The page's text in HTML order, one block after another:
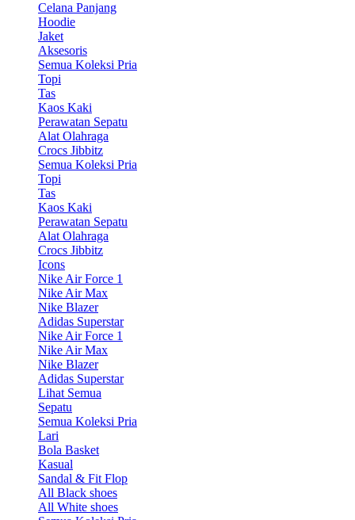
Celana Panjang
Hoodie
Jaket
Aksesoris
Semua Koleksi Pria
Topi
Tas
Kaos Kaki
Perawatan Sepatu
Alat Olahraga
Crocs Jibbitz
Semua Koleksi Pria
Topi
Tas
Kaos Kaki
Perawatan Sepatu
Alat Olahraga
Crocs Jibbitz
Icons
Nike Air Force 1
Nike Air Max
Nike Blazer
Adidas Superstar
Nike Air Force 1
Nike Air Max
Nike Blazer
Adidas Superstar
Lihat Semua
Sepatu
Semua Koleksi Pria
Lari
Bola Basket
Kasual
Sandal & Fit Flop
All Black shoes
All White shoes